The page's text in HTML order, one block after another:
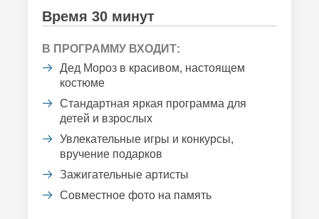
Время 30 минут
В ПРОГРАММУ ВХОДИТ:
Дед Мороз в красивом, настоящем
костюме
Стандартная яркая программа для
детей и взрослых
Увлекательные игры и конкурсы,
вручение подарков
Зажигательные артисты
Совместное фото на память